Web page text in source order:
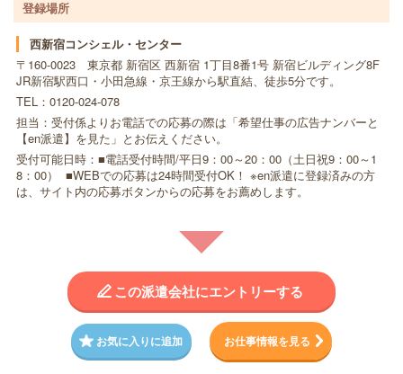
登録場所
西新宿コンシェル・センター
〒160-0023 東京都 新宿区 西新宿 1丁目8番1号 新宿ビルディング8F
JR新宿駅西口・小田急線・京王線から駅直結、徒歩5分です。
TEL：0120-024-078
担当：受付係よりお電話での応募の際は「希望仕事の広告ナンバーと
【en派遣】を見た」とお伝えください。
受付可能日時：■電話受付時間/平日9：00～20：00（土日祝9：00～1
8：00） ■WEBでの応募は24時間受付OK！ ※en派遣に登録済みの方
は、サイト内の応募ボタンからの応募をお薦めします。
この派遣会社にエントリーする
お気に入りに追加 お仕事情報を見る